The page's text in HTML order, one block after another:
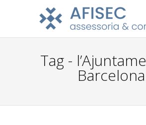
Tag -
Barcelona